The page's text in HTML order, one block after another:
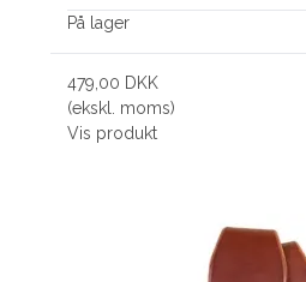
På lager
479,00 DKK
(ekskl. moms)
Vis produkt